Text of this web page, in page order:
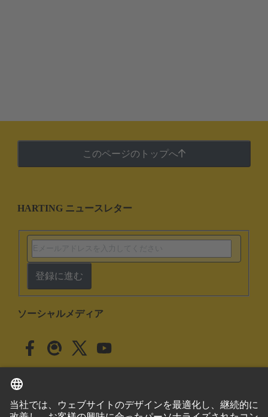
このページのトップへ
HARTING ニュースレター
登録に進む
ソーシャルメディア
日本 日本語